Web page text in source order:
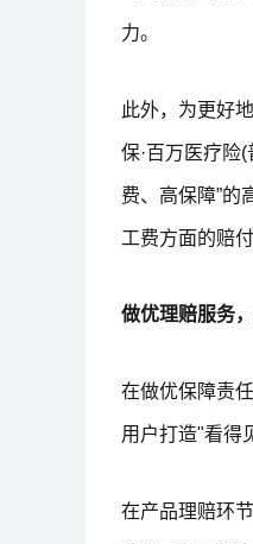
力。
此外，为更好
保·百万医疗险
费、高保障”的
工费方面的赔
做优理赔服务
在做优保障责
用户打造"看得
在产品理赔环